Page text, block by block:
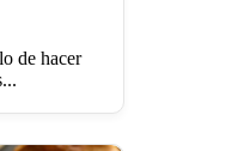
de hacer